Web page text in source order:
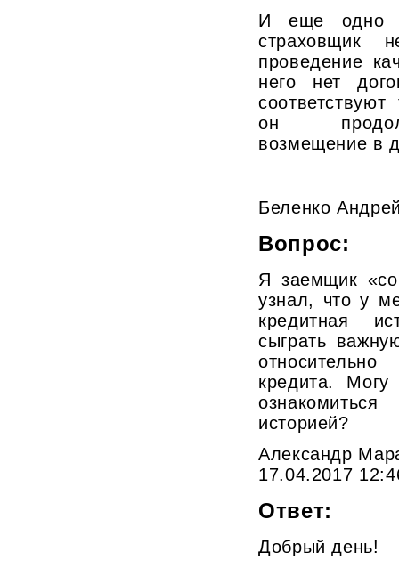
И еще одно
страховщик
проведение
него нет
он
возмещение в
Беленко
Вопрос:
Я заемщик
узнал, что у
кредитная
сыграть
кредита.
историей?
Александр
17.04.2017
Ответ:
Добрый день!